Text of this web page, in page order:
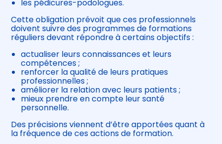
les pédicures-podologues.
Cette obligation prévoit que ces professionnels
doivent suivre des programmes de formations
réguliers devant répondre à certains objectifs :
actualiser leurs connaissances et leurs
compétences ;
renforcer la qualité de leurs pratiques
professionnelles ;
améliorer la relation avec leurs patients ;
mieux prendre en compte leur santé
personnelle.
Des précisions viennent d’être apportées quant à
la fréquence de ces actions de formation.